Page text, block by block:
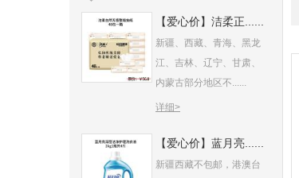
【爱心价】洁柔正......
新疆、西藏、青海、黑龙
江、吉林、辽宁、甘肃、
内蒙古部分地区不......
详细>
【爱心价】蓝月亮......
新疆西藏不包邮，港澳台